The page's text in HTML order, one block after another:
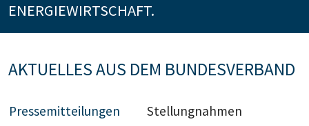
ENERGIEWIRTSCHAFT.
AKTUELLES AUS DEM BUNDESVERBAND
Pressemitteilungen
Stellungnahmen